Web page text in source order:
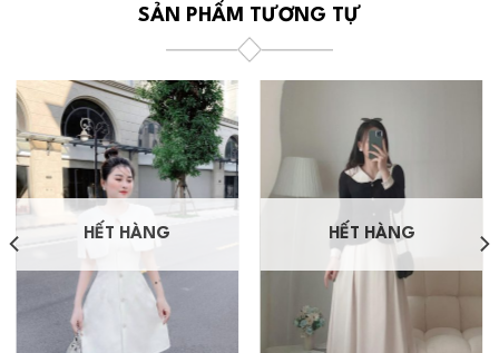
SẢN PHẨM TƯƠNG TỰ
HẾT HÀNG HẾT HÀNG